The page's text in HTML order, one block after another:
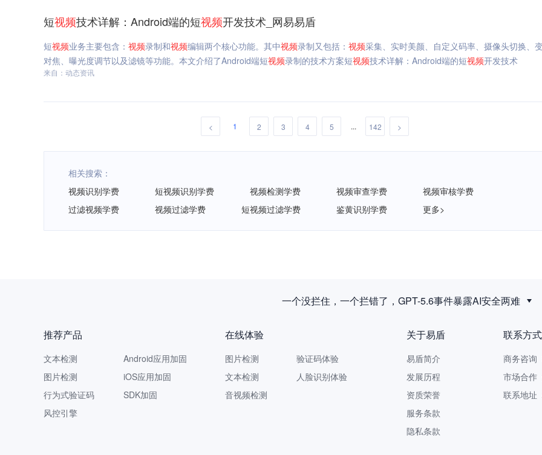
短视频技术详解：Android端的短视频开发技术_网易易盾
短视频业务主要包含： 视频录制和视频编辑两个核心功能。其中视频录制又包括： 视频采集、实时美颜、自定义码率、摄像头切换、变
对焦、曝光度调节以及滤镜等功能。本文介绍了Android端短视频录制的技术方案短视频技术详解：Android端的短视频开发技术
来自：动态资讯
< 1 2 3 4 5 ... 142 >
相关搜索：
视频识别学费
短视频识别学费 视频检测学费 视频审查学费
视频审核学费
过滤视频学费
视频过滤学费 短视频过滤学费 鉴黄识别学费 更多>
新规落地后，拟人化互动服务如何建立安全合规体系？
推荐产品
文本检测
图片检测
行为式验证码
风控引擎
Android应用加固
iOS应用加固
SDK加固
在线体验
图片检测
文本检测
音视频检测
验证码体验
人脸识别体验
关于易盾
易盾简介
发展历程
资质荣誉
服务条款
隐私条款
联系方式
商务咨询
市场合作
联系地址